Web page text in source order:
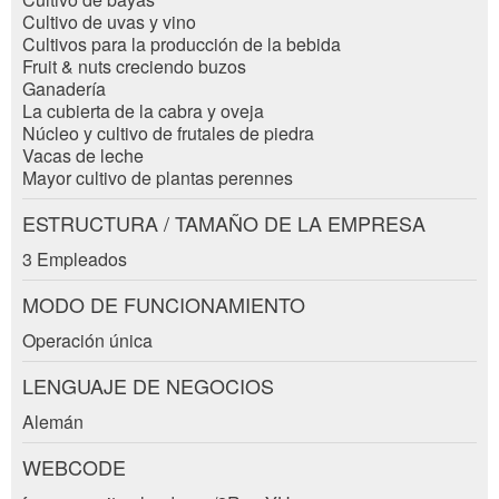
* Entrada obligatoria
ESCRIBIR MENSAJE
Código postal / Ciudad *:
E-mail *:
Teléfono *:
Mensaje:
* Campo obligatorio
Adresse
Nachricht
Cultivo de uvas y vino
Cultivos para la producción de la bebida
Fruit & nuts creciendo buzos
Ganadería
La cubierta de la cabra y oveja
Núcleo y cultivo de frutales de piedra
Vacas de leche
Mayor cultivo de plantas perennes
ESTRUCTURA / TAMAÑO DE LA EMPRESA
3 Empleados
MODO DE FUNCIONAMIENTO
Operación única
LENGUAJE DE NEGOCIOS
Alemán
WEBCODE